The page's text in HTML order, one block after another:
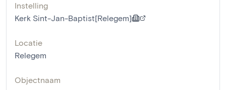
Instelling
Kerk Sint-Jan-Baptist[Relegem]
Locatie
Relegem
Objectnaam